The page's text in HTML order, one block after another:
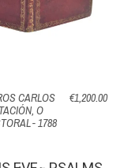
CARLOS
O
- 1788
€1,200.00